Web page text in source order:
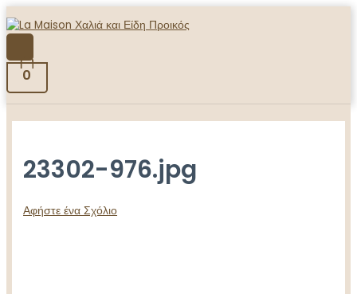
στο
ΚΎΡΙΟ
ΜΕΝΟΎ
0
23302-976.jpg
Αφήστε ένα Σχόλιο